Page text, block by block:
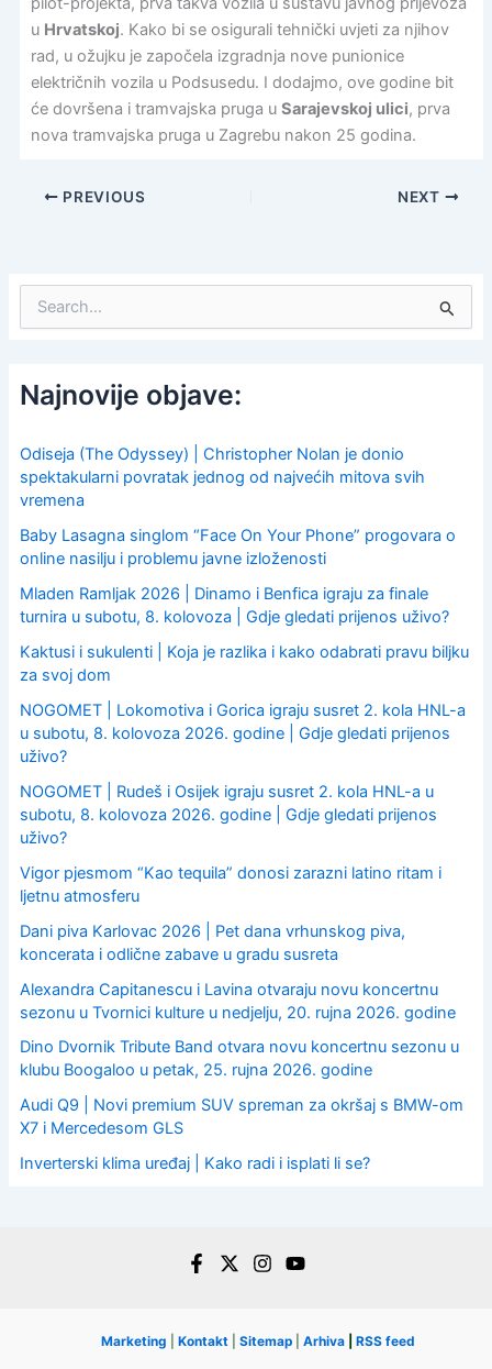
u Hrvatskoj. Kako bi se osigurali tehnički uvjeti za njihov
rad, u ožujku je započela izgradnja nove punionice
električnih vozila u Podsusedu. I dodajmo, ove godine bit
će dovršena i tramvajska pruga u Sarajevskoj ulici, prva
nova tramvajska pruga u Zagrebu nakon 25 godina.
PREVIOUS NEXT
c
h
o
r
Najnovije objave:
Odiseja (The Odyssey) | Christopher Nolan je donio
spektakularni povratak jednog od najvećih mitova svih
vremena
Baby Lasagna singlom “Face On Your Phone” progovara o
online nasilju i problemu javne izloženosti
Mladen Ramljak 2026 | Dinamo i Benfica igraju za finale
turnira u subotu, 8. kolovoza | Gdje gledati prijenos uživo?
Kaktusi i sukulenti | Koja je razlika i kako odabrati pravu biljku
za svoj dom
NOGOMET | Lokomotiva i Gorica igraju susret 2. kola HNL-a
u subotu, 8. kolovoza 2026. godine | Gdje gledati prijenos
uživo?
NOGOMET | Rudeš i Osijek igraju susret 2. kola HNL-a u
subotu, 8. kolovoza 2026. godine | Gdje gledati prijenos
uživo?
Vigor pjesmom “Kao tequila” donosi zarazni latino ritam i
ljetnu atmosferu
Dani piva Karlovac 2026 | Pet dana vrhunskog piva,
koncerata i odlične zabave u gradu susreta
Alexandra Capitanescu i Lavina otvaraju novu koncertnu
sezonu u Tvornici kulture u nedjelju, 20. rujna 2026. godine
Dino Dvornik Tribute Band otvara novu koncertnu sezonu u
klubu Boogaloo u petak, 25. rujna 2026. godine
Audi Q9 | Novi premium SUV spreman za okršaj s BMW-om
X7 i Mercedesom GLS
Inverterski klima uređaj | Kako radi i isplati li se?
Marketing Kontakt Sitemap Arhiva RSS feed